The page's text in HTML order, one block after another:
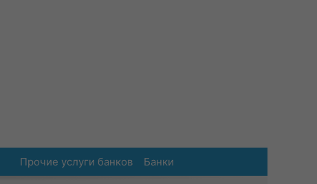
Прочие услуги банков Банки